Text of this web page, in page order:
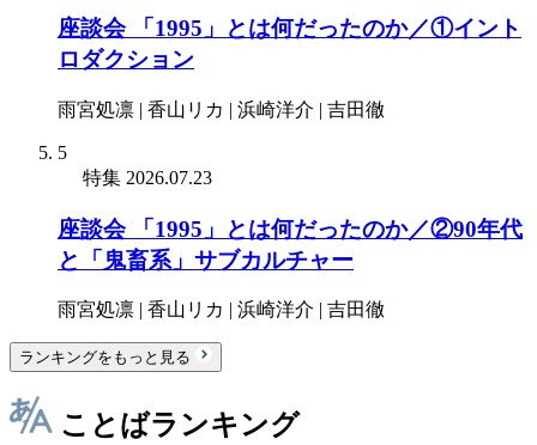
座談会 「1995」とは何だったのか／①イント
ロダクション
雨宮処凛 | 香山リカ | 浜崎洋介 | 吉田徹
5
特集 2026.07.23
座談会 「1995」とは何だったのか／②90年代
と「鬼畜系」サブカルチャー
雨宮処凛 | 香山リカ | 浜崎洋介 | 吉田徹
ランキングをもっと見る
ことばランキング